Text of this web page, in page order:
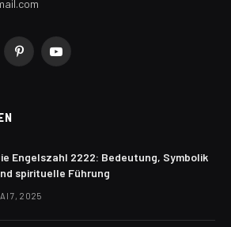
PinterestYouTube
Engelszahl 2222: Bedeutung, Symbolik
spirituelle Führung
7, 2025